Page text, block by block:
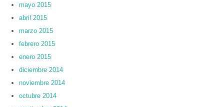
mayo 2015
abril 2015
marzo 2015
febrero 2015
enero 2015
diciembre 2014
noviembre 2014
octubre 2014